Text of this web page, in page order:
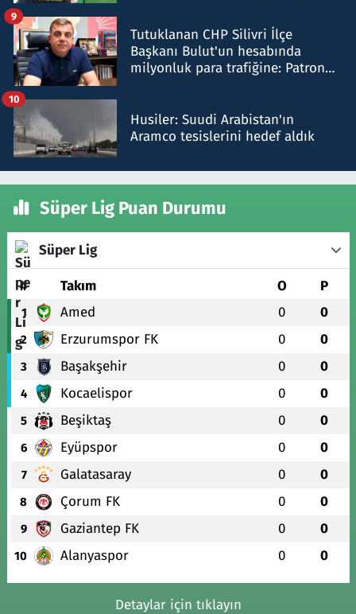
Tutuklanan CHP Silivri İlçe
Başkanı Bulut'un hesabında
milyonluk para trafiğine: Patron
9
Husiler: Suudi Arabistan'ın
Aramco tesislerini hedef aldık
10
Süper Lig Puan Durumu
Süper Lig
# Takım O P
1 Amed 0 0
2 Erzurumspor FK 0 0
3 Başakşehir 0 0
4 Kocaelispor 0 0
5 Beşiktaş 0 0
6 Eyüpspor 0 0
7 Galatasaray 0 0
8 Çorum FK 0 0
9 Gaziantep FK 0 0
10 Alanyaspor 0 0
Detaylar için tıklayın